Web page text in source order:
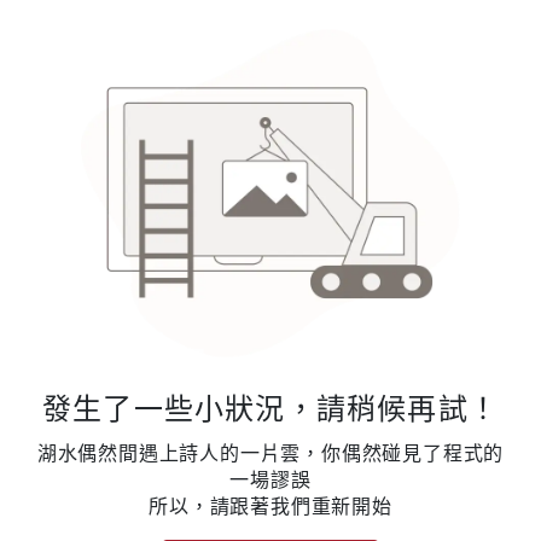
發生了一些小狀況，請稍候再試！
湖水偶然間遇上詩人的一片雲，你偶然碰見了程式的
一場謬誤
所以，請跟著我們重新開始